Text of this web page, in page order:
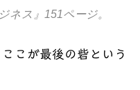
ネス』151ページ。
こが最後の砦という